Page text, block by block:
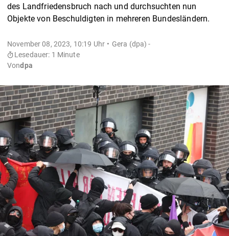
des Landfriedensbruch nach und durchsuchten nun
Objekte von Beschuldigten in mehreren Bundesländern.
November 08, 2023, 10:19 Uhr
Gera (dpa) -
Lesedauer: 1 Minute
Vondpa